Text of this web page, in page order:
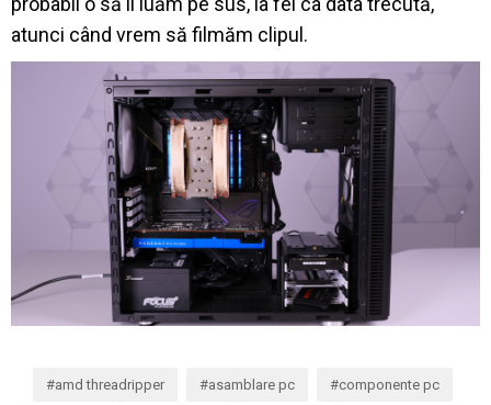
atunci când vrem să filmăm clipul.
amd threadripper asamblare pc componente pc